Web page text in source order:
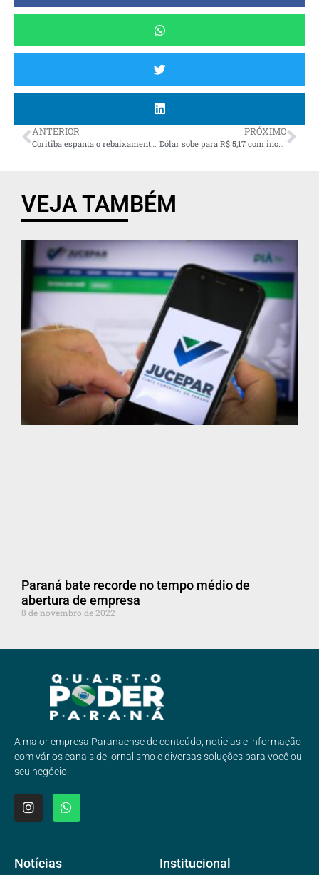
ANTERIOR
Coritiba espanta o rebaixamento com força no Couto Pereira e reação após a chegada de Guto Ferreira; análise
PRÓXIMO
Dólar sobe para R$ 5,17 com incertezas sobre equipe econômica
VEJA TAMBÉM
Paraná bate recorde no tempo médio de
abertura de empresa
8 de novembro de 2022
A maior empresa Paranaense de conteúdo, noticias e informação
com vários canais de jornalismo e diversas soluções para você ou
seu negócio.
Notícias Institucional